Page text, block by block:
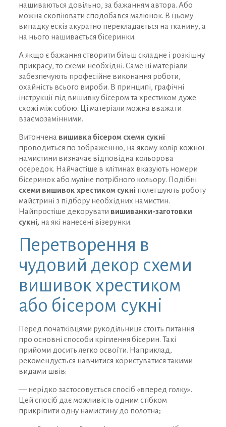
нашиваються довільно, за бажанням автора. Або
можна скопіювати сподобався малюнок. В цьому
випадку ескіз акуратно перекладається на тканину, а
на нього нашивається бісеринки.
А якщо є бажання створити більш складне і розкішну
прикрасу, то схеми необхідні. Саме ці матеріали
забезпечують професійне виконання роботи,
охайність всього вироби. В принципі, графічні
інструкції під вишивку бісером та хрестиком дуже
схожі між собою. Ці матеріали можна вважати
взаємозамінними.
Витончена вишивка бісером схеми сукні
проводиться по зображенню, на якому колір кожної
намистини визначає відповідна кольорова
осередок. Найчастіше в клітинах вказують номери
бісеринок або муліне потрібного кольору. Подібні
схеми вишивок хрестиком сукні полегшують роботу
майстрині з підбору необхідних намистин.
Найпростіше декорувати вишиванки-заготовки
сукні, на які нанесені візерунки.
Перетворення в
чудовий декор схеми
вишивок хрестиком
або бісером сукні
Перед початківцями рукодільниця стоїть питання
про основні способи кріплення бісерин. Такі
прийоми досить легко освоїти. Наприклад,
рекомендується навчитися користуватися такими
видами швів:
— нерідко застосовується спосіб «вперед голку».
Цей спосіб дає можливість одним стібком
прикріпити одну намистину до полотна;